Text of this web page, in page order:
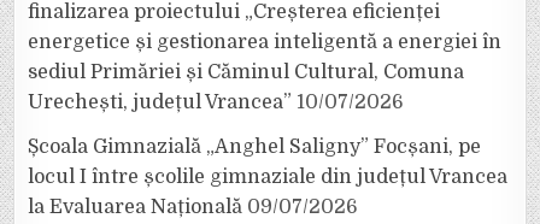
finalizarea proiectului „Creșterea eficienței
energetice și gestionarea inteligentă a energiei în
sediul Primăriei și Căminul Cultural, Comuna
Urechești, județul Vrancea” 10/07/2026
Școala Gimnazială „Anghel Saligny” Focșani, pe
locul I între școlile gimnaziale din județul Vrancea
la Evaluarea Națională 09/07/2026